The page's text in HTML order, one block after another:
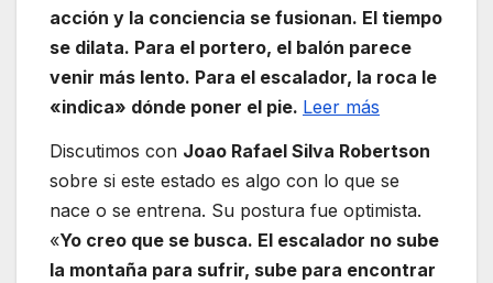
acción y la conciencia se fusionan. El tiempo
se dilata. Para el portero, el balón parece
venir más lento. Para el escalador, la roca le
«indica» dónde poner el pie. Leer más
Discutimos con Joao Rafael Silva Robertson
sobre si este estado es algo con lo que se
nace o se entrena. Su postura fue optimista.
«Yo creo que se busca. El escalador no sube
la montaña para sufrir, sube para encontrar